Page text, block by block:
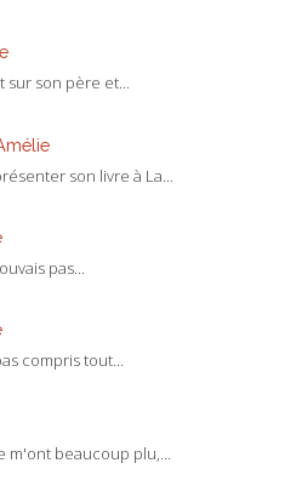
sur son père et...
son livre à La...
pas...
compris tout...
m'ont beaucoup plu,...